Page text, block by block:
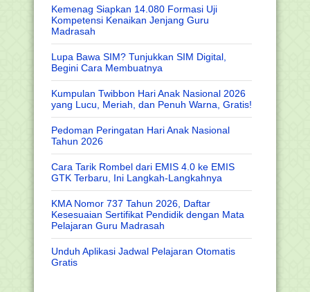
Kemenag Siapkan 14.080 Formasi Uji
Kompetensi Kenaikan Jenjang Guru
Madrasah
Lupa Bawa SIM? Tunjukkan SIM Digital,
Begini Cara Membuatnya
Kumpulan Twibbon Hari Anak Nasional 2026
yang Lucu, Meriah, dan Penuh Warna, Gratis!
Pedoman Peringatan Hari Anak Nasional
Tahun 2026
Cara Tarik Rombel dari EMIS 4.0 ke EMIS
GTK Terbaru, Ini Langkah-Langkahnya
KMA Nomor 737 Tahun 2026, Daftar
Kesesuaian Sertifikat Pendidik dengan Mata
Pelajaran Guru Madrasah
Unduh Aplikasi Jadwal Pelajaran Otomatis
Gratis